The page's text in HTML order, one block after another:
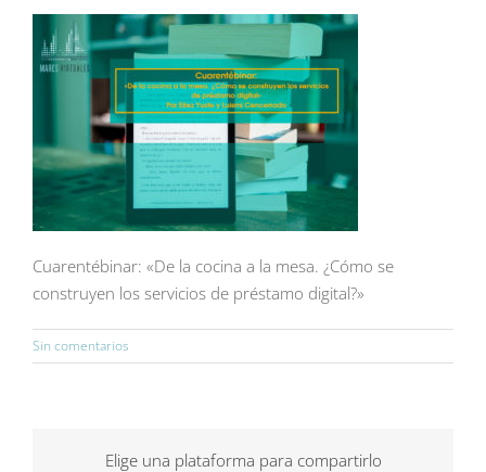
Cuarentébinar: «De la cocina a la mesa. ¿Cómo se
construyen los servicios de préstamo digital?»
Sin comentarios
Elige una plataforma para compartirlo